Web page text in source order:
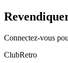
Connectez-vous
ClubRetro